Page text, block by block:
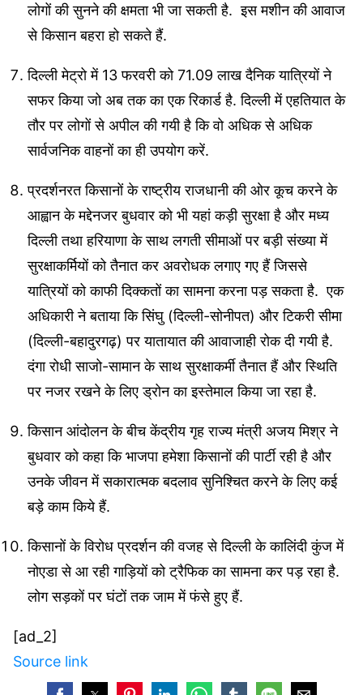
लोगों की सुनने की क्षमता भी जा सकती है. इस मशीन की आवाज
से किसान बहरा हो सकते हैं.
दिल्ली मेट्रो में 13 फरवरी को 71.09 लाख दैनिक यात्रियों ने
सफर किया जो अब तक का एक रिकार्ड है. दिल्ली में एहतियात के
तौर पर लोगों से अपील की गयी है कि वो अधिक से अधिक
सार्वजनिक वाहनों का ही उपयोग करें.
प्रदर्शनरत किसानों के राष्ट्रीय राजधानी की ओर कूच करने के
आह्वान के मद्देनजर बुधवार को भी यहां कड़ी सुरक्षा है और मध्य
दिल्ली तथा हरियाणा के साथ लगती सीमाओं पर बड़ी संख्या में
सुरक्षाकर्मियों को तैनात कर अवरोधक लगाए गए हैं जिससे
यात्रियों को काफी दिक्कतों का सामना करना पड़ सकता है. एक
अधिकारी ने बताया कि सिंघु (दिल्ली-सोनीपत) और टिकरी सीमा
(दिल्ली-बहादुरगढ़) पर यातायात की आवाजाही रोक दी गयी है.
दंगा रोधी साजो-सामान के साथ सुरक्षाकर्मी तैनात हैं और स्थिति
पर नजर रखने के लिए ड्रोन का इस्तेमाल किया जा रहा है.
किसान आंदोलन के बीच केंद्रीय गृह राज्य मंत्री अजय मिश्र ने
बुधवार को कहा कि भाजपा हमेशा किसानों की पार्टी रही है और
उनके जीवन में सकारात्मक बदलाव सुनिश्चित करने के लिए कई
बड़े काम किये हैं.
किसानों के विरोध प्रदर्शन की वजह से दिल्ली के कालिंदी कुंज में
नोएडा से आ रही गाड़ियों को ट्रैफिक का सामना कर पड़ रहा है.
लोग सड़कों पर घंटों तक जाम में फंसे हुए हैं.
[ad_2]
Source link